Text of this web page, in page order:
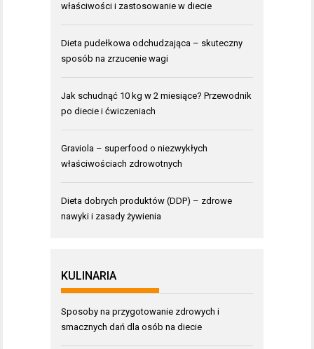
właściwości i zastosowanie w diecie
Dieta pudełkowa odchudzająca – skuteczny
sposób na zrzucenie wagi
Jak schudnąć 10 kg w 2 miesiące? Przewodnik
po diecie i ćwiczeniach
Graviola – superfood o niezwykłych
właściwościach zdrowotnych
Dieta dobrych produktów (DDP) – zdrowe
nawyki i zasady żywienia
KULINARIA
Sposoby na przygotowanie zdrowych i
smacznych dań dla osób na diecie